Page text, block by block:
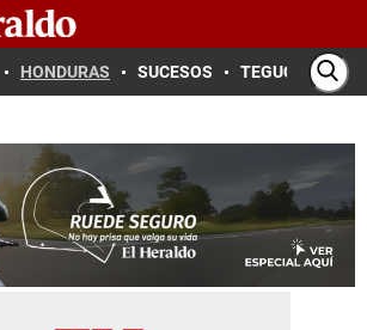
HONDURAS SUCESOS TEGUCIGALPA